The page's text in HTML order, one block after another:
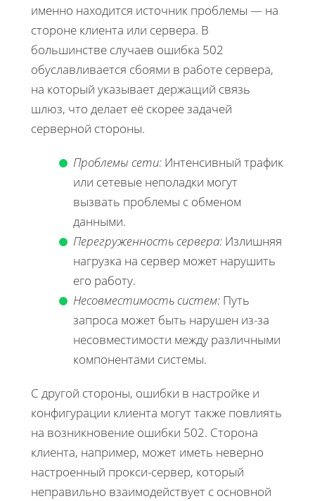
именно находится источник проблемы — на
стороне клиента или сервера. В
большинстве случаев ошибка 502
обуславливается сбоями в работе сервера,
на который указывает держащий связь
шлюз, что делает её скорее задачей
серверной стороны.
Проблемы сети: Интенсивный трафик
или сетевые неполадки могут
вызвать проблемы с обменом
данными.
Перегруженность сервера: Излишняя
нагрузка на сервер может нарушить
его работу.
Несовместимость систем: Путь
запроса может быть нарушен из-за
несовместимости между различными
компонентами системы.
С другой стороны, ошибки в настройке и
конфигурации клиента могут также повлиять
на возникновение ошибки 502. Сторона
клиента, например, может иметь неверно
настроенный прокси-сервер, который
неправильно взаимодействует с основной